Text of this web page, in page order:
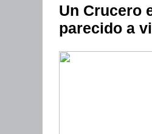
Un Crucero
parecido a